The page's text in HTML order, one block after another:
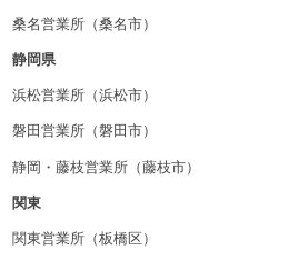
桑名営業所（桑名市）
静岡県
浜松営業所（浜松市）
磐田営業所（磐田市）
静岡・藤枝営業所（藤枝市）
関東
関東営業所（板橋区）